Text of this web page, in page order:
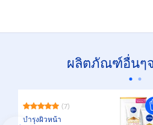
ผลิตภัณฑ์อื่นๆ
(7)
บำรุงผิวหน้า